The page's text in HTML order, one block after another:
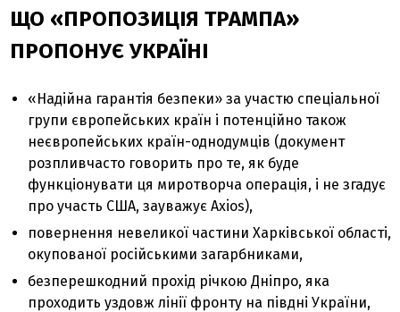
ЩО «ПРОПОЗИЦІЯ ТРАМПА»
ПРОПОНУЄ УКРАЇНІ
«Надійна гарантія безпеки» за участю спеціальної
групи європейських країн і потенційно також
неєвропейських країн-однодумців (документ
розпливчасто говорить про те, як буде
функціонувати ця миротворча операція, і не згадує
про участь США, зауважує Axios),
повернення невеликої частини Харківської області,
окупованої російськими загарбниками,
безперешкодний прохід річкою Дніпро, яка
проходить уздовж лінії фронту на півдні України,